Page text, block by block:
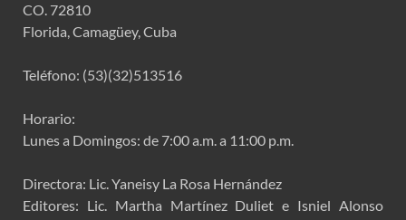
CO. 72810
Florida, Camagüey, Cuba
Teléfono: (53)(32)513516
Horario:
Lunes a Domingos: de 7:00 a.m. a 11:00 p.m.
Directora: Lic. Yaneisy La Rosa Hernández
Editores: Lic. Martha Martínez Duliet e Isniel Alonso